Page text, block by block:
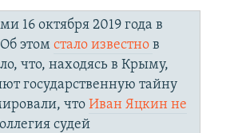
16 октября 2019 года в
этомстало известнов
что, находясь в Крыму,
государственную тайну
чтоИван Яцкин не
судей